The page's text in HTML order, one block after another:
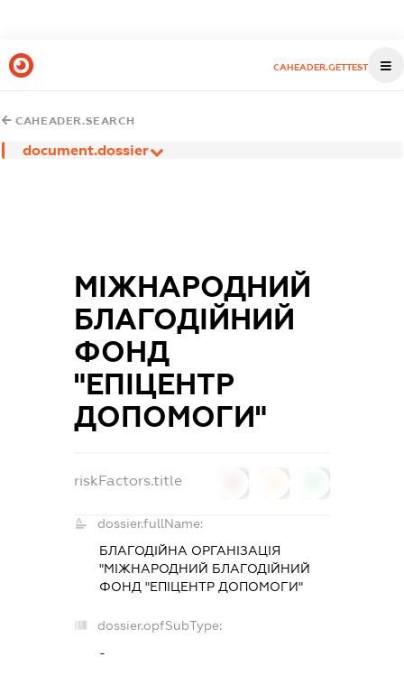
CAHEADER.GETTEST
CAHEADER.SEARCH
document.dossier
МІЖНАРОДНИЙ
БЛАГОДІЙНИЙ
ФОНД
"ЕПІЦЕНТР
ДОПОМОГИ"
riskFactors.title
dossier.fullName:
БЛАГОДІЙНА ОРГАНІЗАЦІЯ
"МІЖНАРОДНИЙ БЛАГОДІЙНИЙ
ФОНД "ЕПІЦЕНТР ДОПОМОГИ"
dossier.opfSubType:
-